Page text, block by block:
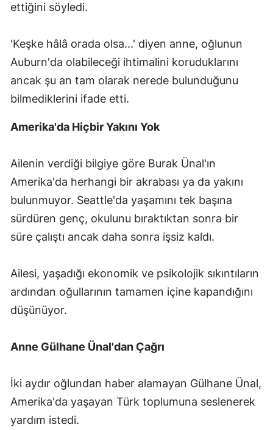
ettiğini söyledi.
'Keşke hâlâ orada olsa...' diyen anne, oğlunun
Auburn'da olabileceği ihtimalini koruduklarını
ancak şu an tam olarak nerede bulunduğunu
bilmediklerini ifade etti.
Amerika'da Hiçbir Yakını Yok
Ailenin verdiği bilgiye göre Burak Ünal'ın
Amerika'da herhangi bir akrabası ya da yakını
bulunmuyor. Seattle'da yaşamını tek başına
sürdüren genç, okulunu bıraktıktan sonra bir
süre çalıştı ancak daha sonra işsiz kaldı.
Ailesi, yaşadığı ekonomik ve psikolojik sıkıntıların
ardından oğullarının tamamen içine kapandığını
düşünüyor.
Anne Gülhane Ünal'dan Çağrı
İki aydır oğlundan haber alamayan Gülhane Ünal,
Amerika'da yaşayan Türk toplumuna seslenerek
yardım istedi.